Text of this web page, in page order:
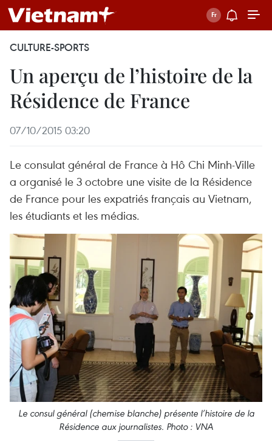
CULTURE-SPORTS
Un aperçu de l’histoire de la
Résidence de France
07/10/2015 03:20
Le consulat général de France à Hô Chi Minh-Ville
a organisé le 3 octobre une visite de la Résidence
de France pour les expatriés français au Vietnam,
les étudiants et les médias.
Le consul général (chemise blanche) présente l’histoire de la
Résidence aux journalistes. Photo : VNA